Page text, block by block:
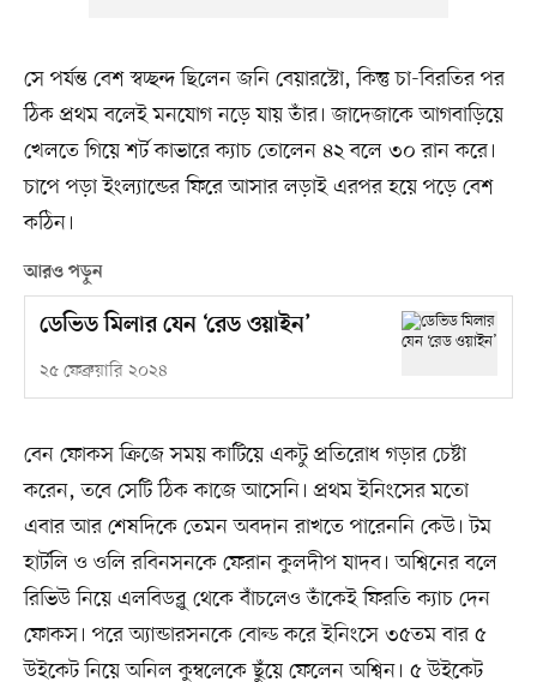
সে পর্যন্ত বেশ স্বচ্ছন্দ ছিলেন জনি বেয়ারস্টো, কিন্তু চা-বিরতির পর
ঠিক প্রথম বলেই মনযোগ নড়ে যায় তাঁর। জাদেজাকে আগবাড়িয়ে
খেলতে গিয়ে শর্ট কাভারে ক্যাচ তোলেন ৪২ বলে ৩০ রান করে।
চাপে পড়া ইংল্যান্ডের ফিরে আসার লড়াই এরপর হয়ে পড়ে বেশ
কঠিন।
আরও পড়ুন
ডেভিড মিলার যেন ‘রেড ওয়াইন’
২৫ ফেব্রুয়ারি ২০২৪
বেন ফোকস ক্রিজে সময় কাটিয়ে একটু প্রতিরোধ গড়ার চেষ্টা
করেন, তবে সেটি ঠিক কাজে আসেনি। প্রথম ইনিংসের মতো
এবার আর শেষদিকে তেমন অবদান রাখতে পারেননি কেউ। টম
হার্টলি ও ওলি রবিনসনকে ফেরান কুলদীপ যাদব। অশ্বিনের বলে
রিভিউ নিয়ে এলবিডব্লু থেকে বাঁচলেও তাঁকেই ফিরতি ক্যাচ দেন
ফোকস। পরে অ্যান্ডারসনকে বোল্ড করে ইনিংসে ৩৫তম বার ৫
উইকেট নিয়ে অনিল কুম্বলেকে ছুঁয়ে ফেলেন অশ্বিন। ৫ উইকেট